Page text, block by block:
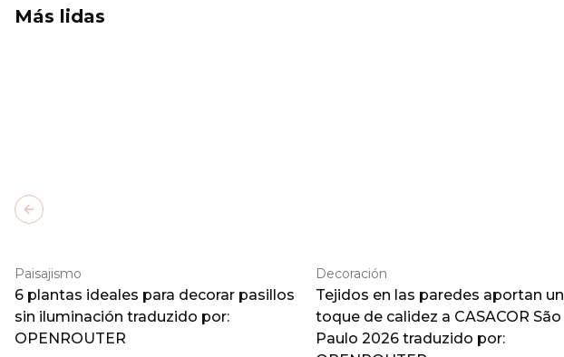
Más lidas
Paisajismo
6 plantas ideales para decorar pasillos
sin iluminación traduzido por:
OPENROUTER
Decoración
Tejidos en las paredes aportan un
toque de calidez a CASACOR São
Paulo 2026 traduzido por:
Previous slide